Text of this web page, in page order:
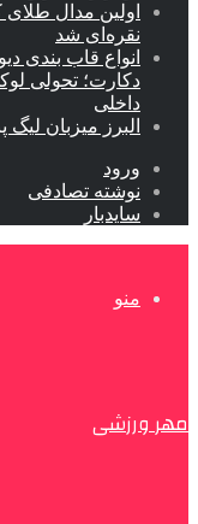
اولین مدال
نقره‌ای شد
انواع قاب بندی
دکارت؛ تحولی
داخلی
البرز میزبان
ورود
نوشته تصادفی
سایدبار
منو
مهر ورزشی